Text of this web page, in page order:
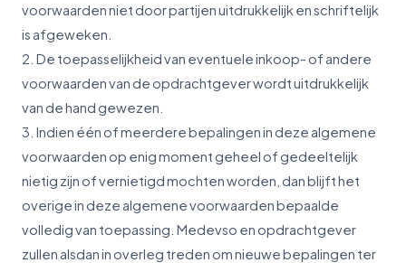
voorwaarden niet door partijen uitdrukkelijk en schriftelijk
is afgeweken.
2. De toepasselijkheid van eventuele inkoop- of andere
voorwaarden van de opdrachtgever wordt uitdrukkelijk
van de hand gewezen.
3. Indien één of meerdere bepalingen in deze algemene
voorwaarden op enig moment geheel of gedeeltelijk
nietig zijn of vernietigd mochten worden, dan blijft het
overige in deze algemene voorwaarden bepaalde
volledig van toepassing. Medevso en opdrachtgever
zullen alsdan in overleg treden om nieuwe bepalingen ter